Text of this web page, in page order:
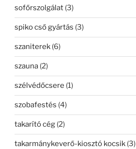
sofőrszolgálat (3)
spiko cső gyártás (3)
szaniterek (6)
szauna (2)
szélvédőcsere (1)
szobafestés (4)
takarító cég (2)
takarmánykeverő-kiosztó kocsik (3)